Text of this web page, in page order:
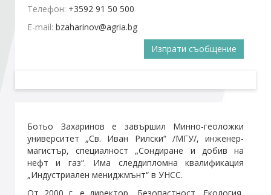
Стани член
Телефон: +3592 91 50 500
E-mail:
Изпрати съобщение
Ботьо Захаринов е завършил Минно-геоложки
университет „Св. Иван Рилски“ /МГУ/, инженер-
магистър, специалност „Сондиране и добив на
нефт и газ“. Има следдипломна квалификация
„Индустриален мениджмънт“ в УНСС.
От 2000 г. е директор „Безопастност, Екология,